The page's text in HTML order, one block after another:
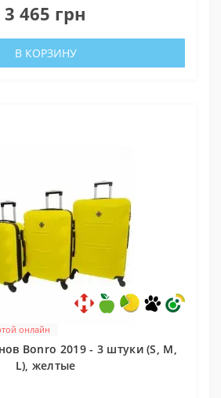
3 465 грн
В КОРЗИНУ
онлайн
Bonro 2019 - 3 штуки (S, M,
L), желтые